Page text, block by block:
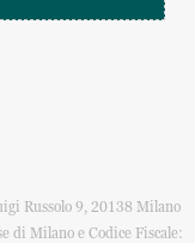
Russolo 9, 20138 Milano
di Milano e Codice Fiscale: